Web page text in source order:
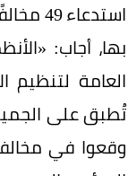
بها، أجاب:
العامة لتنظيم
تُطبق على
وقعوا في